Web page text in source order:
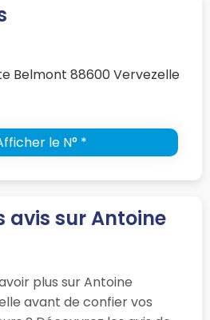
Belmont 88600 Vervezelle
le N° *
avis sur Antoine
plus sur Antoine
avant de confier vos